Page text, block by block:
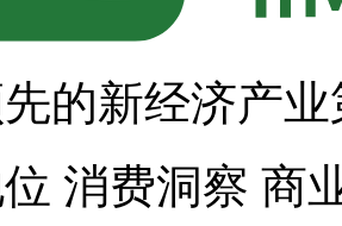
的新经济产
消费洞察 商